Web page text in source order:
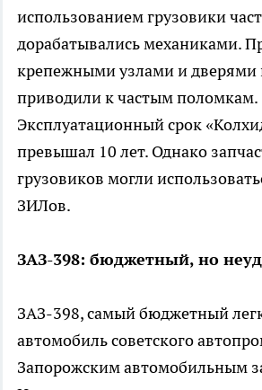
использованием грузовики
дорабатывались механиками.
крепежными узлами и дверями
приводили к частым поломкам.
Эксплуатационный срок
превышал 10 лет. Однако
грузовиков могли
ЗИЛов.
ЗАЗ-398: бюджетный, но
ЗАЗ-398, самый бюджетный
автомобиль советского
Запорожским автомобильным